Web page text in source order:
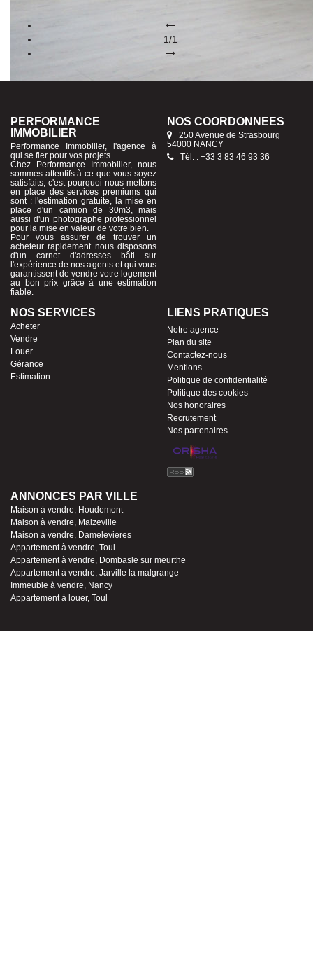
1/1
PERFORMANCE
IMMOBILIER
Performance Immobilier, l'agence à
qui se fier pour vos projets
Chez Performance Immobilier, nous
sommes attentifs à ce que vous soyez
satisfaits, c'est pourquoi nous mettons
en place des services premiums qui
sont : l'estimation gratuite, la mise en
place d'un camion de 30m3, mais
aussi d'un photographe professionnel
pour la mise en valeur de votre bien.
Pour vous assurer de trouver un
acheteur rapidement nous disposons
d'un carnet d'adresses bâti sur
l'expérience de nos agents et qui vous
garantissent de vendre votre logement
au bon prix grâce à une estimation
fiable.
NOS COORDONNÉES
250 Avenue de Strasbourg
54000 NANCY
Tél. : +33 3 83 46 93 36
NOS SERVICES
Acheter
Vendre
Louer
Gérance
Estimation
LIENS PRATIQUES
Notre agence
Plan du site
Contactez-nous
Mentions
Politique de confidentialité
Politique des cookies
Nos honoraires
Recrutement
Nos partenaires
ANNONCES PAR VILLE
Maison à vendre, Houdemont
Maison à vendre, Malzeville
Maison à vendre, Damelevieres
Appartement à vendre, Toul
Appartement à vendre, Dombasle sur meurthe
Appartement à vendre, Jarville la malgrange
Immeuble à vendre, Nancy
Appartement à louer, Toul